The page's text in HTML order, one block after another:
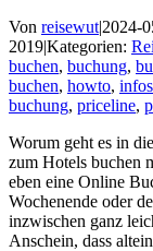
Von reisewut|2024-
2019|Kategorien:
buchen, buchung,
buchen, howto, infos
buchung, priceline,
Worum geht es in
zum Hotels buchen
eben eine Online
Wochenende oder
inzwischen ganz
Anschein, dass